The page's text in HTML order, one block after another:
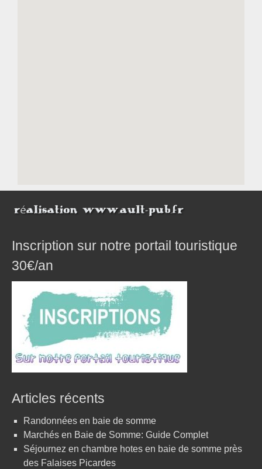
Inscription sur notre portail touristique
30€/an
Articles récents
Randonnées en baie de somme
Marchés en Baie de Somme: Guide Complet
Séjournez en chambre hotes en baie de somme près
des Falaises Picardes